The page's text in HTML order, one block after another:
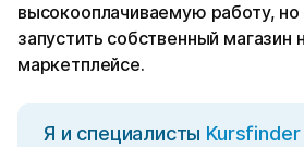
высокооплачиваемую работу, но
запустить собственный магазин
маркетплейсе.
Я и специалисты Kursfinder